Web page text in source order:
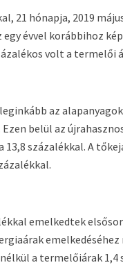
21 hónapja, 2019
évvel korábbihoz
volt a termelői
az
belül az
százalékkal. A
emelkedtek
a termelőiárak